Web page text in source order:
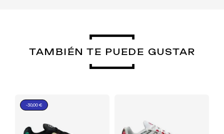
TAMBIÉN TE PUEDE GUSTAR
-30,00 €